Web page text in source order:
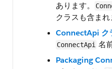
あります。
クラスも含まれ
ConnectApi ク
ConnectApi 名
Packaging